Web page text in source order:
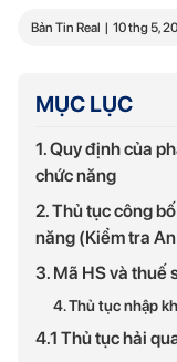
Bản Tin Real | 10 thg 5,
MỤC LỤC
1. Quy định của
chức năng
2. Thủ tục công
năng (Kiểm tra
3. Mã HS và thuế
4. Thủ tục nhập
4.1 Thủ tục hải